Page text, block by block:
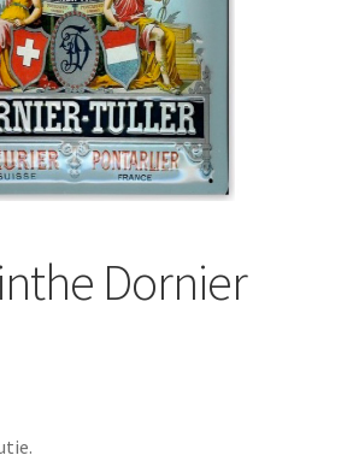
émaillées
Dornier